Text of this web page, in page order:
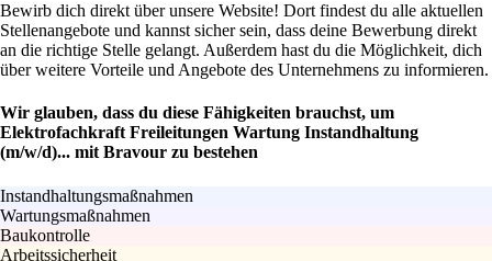
Bewirb dich direkt über unsere Website! Dort findest du alle aktuellen
Stellenangebote und kannst sicher sein, dass deine Bewerbung direkt
an die richtige Stelle gelangt. Außerdem hast du die Möglichkeit, dich
über weitere Vorteile und Angebote des Unternehmens zu informieren.
Wir glauben, dass du diese Fähigkeiten brauchst, um
Elektrofachkraft Freileitungen Wartung Instandhaltung
(m/w/d)... mit Bravour zu bestehen
Instandhaltungsmaßnahmen
Wartungsmaßnahmen
Baukontrolle
Arbeitssicherheit